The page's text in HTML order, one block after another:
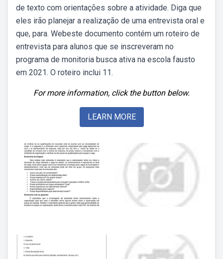
de texto com orientações sobre a atividade. Diga que
eles irão planejar a realização de uma entrevista oral e
que, para. Webeste documento contém um roteiro de
entrevista para alunos que se inscreveram no
programa de monitoria busca ativa na escola fausto
em 2021. O roteiro inclui 11.
For more information, click the button below.
LEARN MORE